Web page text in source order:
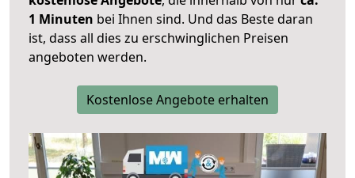
1 Minuten bei Ihnen sind. Und das Beste daran
ist, dass all dies zu erschwinglichen Preisen
angeboten werden.
Kostenlose Angebote erhalten